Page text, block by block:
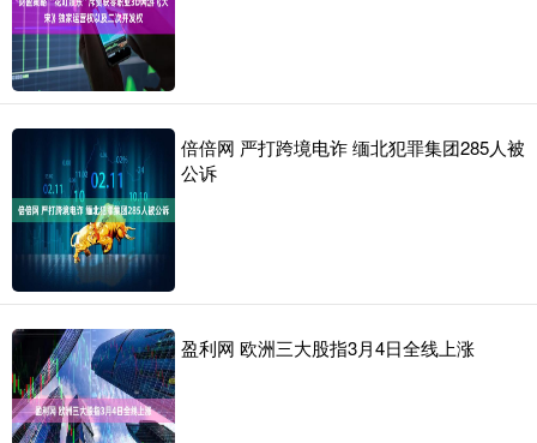
倍倍网 严打跨境电诈 缅北犯罪集团285人被
公诉
盈利网 欧洲三大股指3月4日全线上涨